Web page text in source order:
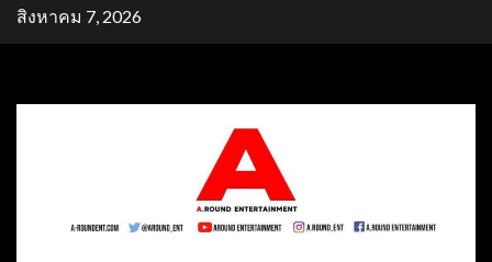
Skipสิงหาคม 7, 2026